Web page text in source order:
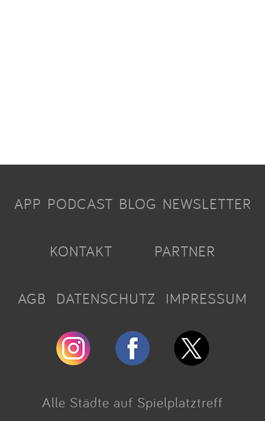
APP PODCAST BLOG NEWSLETTER
KONTAKT PARTNER
AGB DATENSCHUTZ IMPRESSUM
Alle Städte auf Spielplatztreff